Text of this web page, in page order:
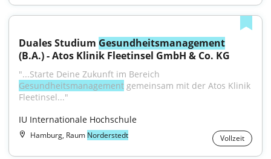
Duales Studium Gesundheitsmanagement
(B.A.) - Atos Klinik Fleetinsel GmbH & Co. KG
Gesundheitsmanagement gemeinsam mit der Atos Klinik
Fleetinsel..."
IU Internationale Hochschule
Hamburg, Raum Norderstedt Vollzeit